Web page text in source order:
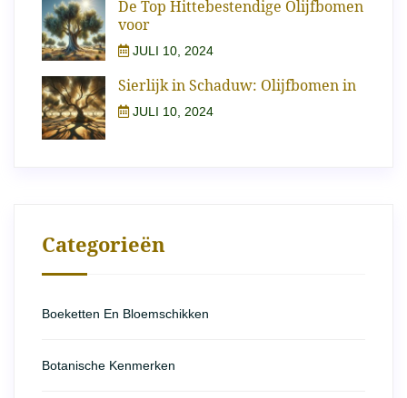
De Top Hittebestendige Olijfbomen
voor
JULI 10, 2024
Sierlijk in Schaduw: Olijfbomen in
JULI 10, 2024
Categorieën
Boeketten En Bloemschikken
Botanische Kenmerken